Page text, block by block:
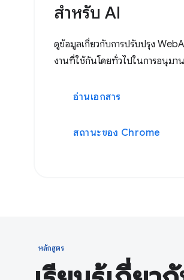
สำหรับ AI
ดูข้อมูลเกี่ยวกับการปรับปรุง
งานที่ใช้กันโดยทั่วไปในการอนุมา
อ่านเอกสาร
สถานะของ Chrome
หลักสูตร